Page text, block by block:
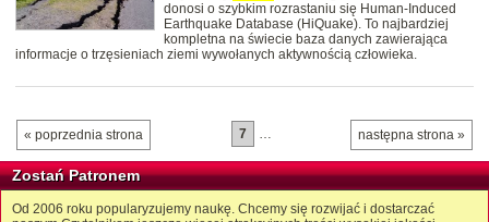
donosi o szybkim rozrastaniu się Human-Induced
Earthquake Database (HiQuake). To najbardziej
kompletna na świecie baza danych zawierająca
informacje o trzęsieniach ziemi wywołanych aktywnością człowieka.
« poprzednia strona następna strona »
7 …
Zostań Patronem
Od 2006 roku popularyzujemy naukę. Chcemy się rozwijać i dostarczać